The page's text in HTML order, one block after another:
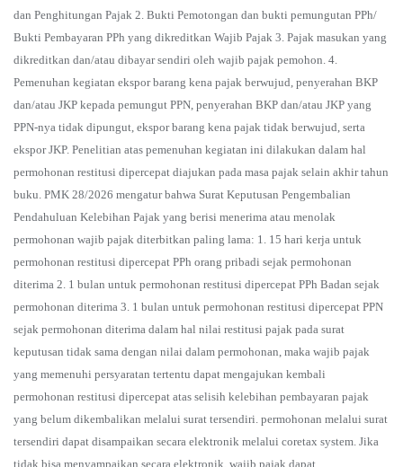
dan Penghitungan Pajak 2. Bukti Pemotongan dan bukti pemungutan PPh/
Bukti Pembayaran PPh yang dikreditkan Wajib Pajak 3. Pajak masukan yang
dikreditkan dan/atau dibayar sendiri oleh wajib pajak pemohon. 4.
Pemenuhan kegiatan ekspor barang kena pajak berwujud, penyerahan BKP
dan/atau JKP kepada pemungut PPN, penyerahan BKP dan/atau JKP yang
PPN-nya tidak dipungut, ekspor barang kena pajak tidak berwujud, serta
ekspor JKP. Penelitian atas pemenuhan kegiatan ini dilakukan dalam hal
permohonan restitusi dipercepat diajukan pada masa pajak selain akhir tahun
buku. PMK 28/2026 mengatur bahwa Surat Keputusan Pengembalian
Pendahuluan Kelebihan Pajak yang berisi menerima atau menolak
permohonan wajib pajak diterbitkan paling lama: 1. 15 hari kerja untuk
permohonan restitusi dipercepat PPh orang pribadi sejak permohonan
diterima 2. 1 bulan untuk permohonan restitusi dipercepat PPh Badan sejak
permohonan diterima 3. 1 bulan untuk permohonan restitusi dipercepat PPN
sejak permohonan diterima dalam hal nilai restitusi pajak pada surat
keputusan tidak sama dengan nilai dalam permohonan, maka wajib pajak
yang memenuhi persyaratan tertentu dapat mengajukan kembali
permohonan restitusi dipercepat atas selisih kelebihan pembayaran pajak
yang belum dikembalikan melalui surat tersendiri. permohonan melalui surat
tersendiri dapat disampaikan secara elektronik melalui coretax system. Jika
tidak bisa menyampaikan secara elektronik, wajib pajak dapat